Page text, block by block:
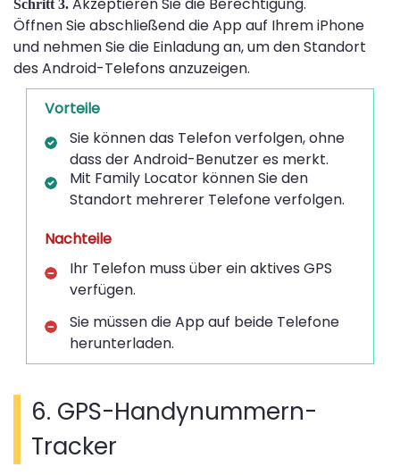
Schritt 3.
Öffnen Sie abschließend die App auf Ihrem iPhone
und nehmen Sie die Einladung an, um den Standort
des Android-Telefons anzuzeigen.
Vorteile
Sie können das Telefon verfolgen, ohne
dass der Android-Benutzer es merkt.
Mit Family Locator können Sie den
Standort mehrerer Telefone verfolgen.
Nachteile
Ihr Telefon muss über ein aktives GPS
verfügen.
Sie müssen die App auf beide Telefone
herunterladen.
6. GPS-Handynummern-
Tracker